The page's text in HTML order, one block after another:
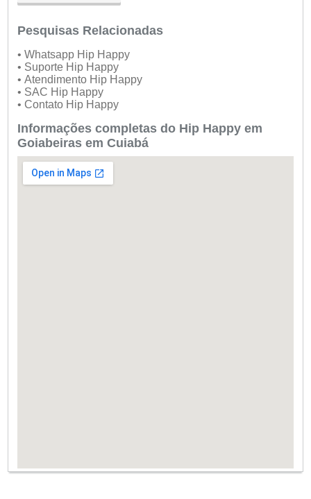
Sáb:
Fechado
Dom:
Fechado
Pesquisas Relacionadas
• Whatsapp Hip Happy
• Suporte Hip Happy
• Atendimento Hip Happy
• SAC Hip Happy
• Contato Hip Happy
Informações completas do Hip Happy em
Goiabeiras em Cuiabá